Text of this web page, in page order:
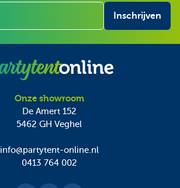
Inschrijven
Onze showroom
De Amert 152
5462 GH Veghel
info@partytent-online.nl
0413 764 002